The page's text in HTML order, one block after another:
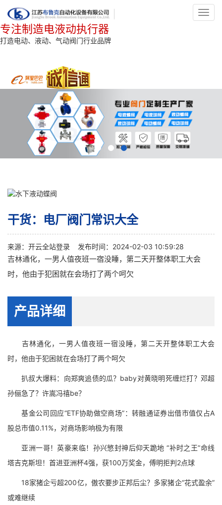
专注制造电液动执行器
打造电动、液动、气动阀门行业品牌
干货：电厂阀门常识大全
来源： 开云全站登录 发布时间：2024-02-03 10:59:28
吉林通化，一男人值夜班一宿没睡，第二天开整体职工大会
时，他由于犯困就在会场打了两个呵欠
产品详细
吉林通化，一男人值夜班一宿没睡，第二天开整体职工大会
时，他由于犯困就在会场打了两个呵欠
扒叔大爆料：向郑爽追债的瓜？baby对黄晓明死缠烂打？邓超
孙俪急了？许嵩冯禧be？
基金公司回应“ETF协助做空商场”：转融通证券出借市值仅占A
股总市值0.11%，对商场影响极为有限
亚洲一哥！英豪来临！孙兴慜封神后仰天跪地 “补时之王”命线
塔吉克斯坦！首进亚洲杯4强，获100万奖金，傅明拒判2点球
18家猪企亏超200亿，傲农要步正邦后尘？多家猪企“花式盈余”
或难继续